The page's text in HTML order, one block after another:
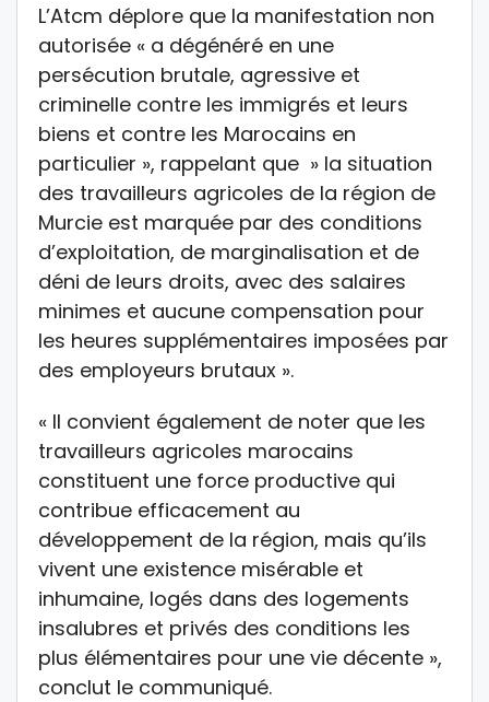
L’Atcm déplore que la manifestation non
autorisée « a dégénéré en une
persécution brutale, agressive et
criminelle contre les immigrés et leurs
biens et contre les Marocains en
particulier », rappelant que » la situation
des travailleurs agricoles de la région de
Murcie est marquée par des conditions
d’exploitation, de marginalisation et de
déni de leurs droits, avec des salaires
minimes et aucune compensation pour
les heures supplémentaires imposées par
des employeurs brutaux ».
« Il convient également de noter que les
travailleurs agricoles marocains
constituent une force productive qui
contribue efficacement au
développement de la région, mais qu’ils
vivent une existence misérable et
inhumaine, logés dans des logements
insalubres et privés des conditions les
plus élémentaires pour une vie décente »,
conclut le communiqué.